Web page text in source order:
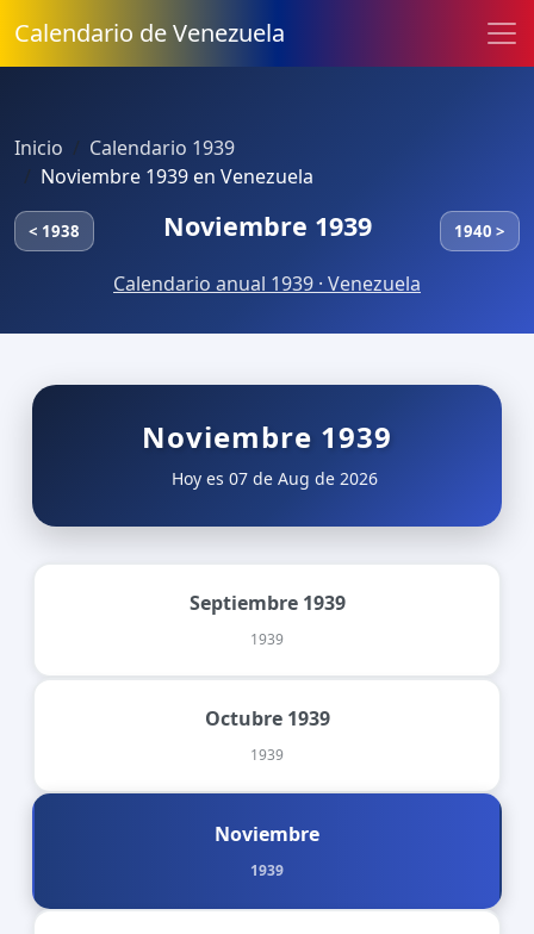
Calendario de Venezuela
Inicio
Calendario 1939
Noviembre 1939 en Venezuela
< 1938 Noviembre 1939 1940 >
Calendario anual 1939 · Venezuela
Noviembre 1939
Hoy es 07 de Aug de 2026
Septiembre 1939
1939
Octubre 1939
1939
Noviembre
1939